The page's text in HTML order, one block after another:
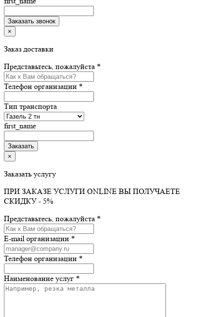
×
Заказ доставки
Представьтесь, пожалуйста *
Телефон организации *
Тип транспорта
first_name
×
Заказать услугу
ПРИ ЗАКАЗЕ УСЛУГИ ONLINE ВЫ ПОЛУЧАЕТЕ
СКИДКУ - 5%
Представьтесь, пожалуйста *
E-mail организации *
Телефон организации *
Наименование услуг *